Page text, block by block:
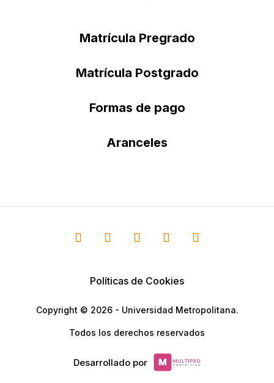
Matrícula Pregrado
Matrícula Postgrado
Formas de pago
Aranceles
Políticas de Cookies
Copyright © 2026 - Universidad Metropolitana.
Todos los derechos reservados
Desarrollado por